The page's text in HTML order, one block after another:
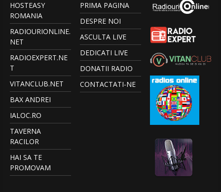
HOSTEASY
ROMANIA
RADIOURIONLINE.
NET
RADIOEXPERT.NE
T
VITANCLUB.NET
BAX ANDREI
IALOC.RO
TAVERNA
RACILOR
HAI SA TE
PROMOVAM
PRIMA PAGINA
DESPRE NOI
ASCULTA LIVE
DEDICATI LIVE
DONATII RADIO
CONTACTATI-NE